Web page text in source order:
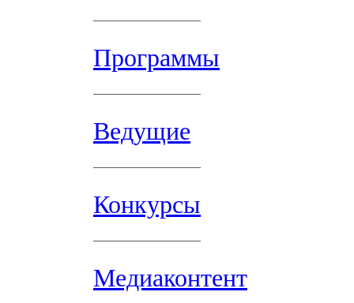
Программы
Ведущие
Конкурсы
Медиаконтент